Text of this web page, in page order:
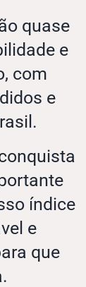
quase
e
com
e
índice
e
que